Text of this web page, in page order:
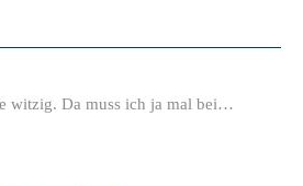
witzig. Da muss ich ja mal bei…